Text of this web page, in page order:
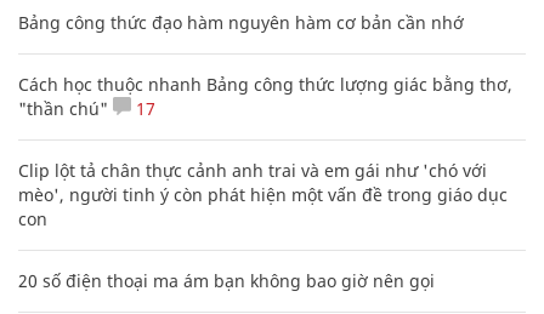
Bảng công thức đạo hàm nguyên hàm cơ bản cần nhớ
Cách học thuộc nhanh Bảng công thức lượng giác bằng thơ,
"thần chú"
17
Clip lột tả chân thực cảnh anh trai và em gái như 'chó với
mèo', người tinh ý còn phát hiện một vấn đề trong giáo dục
con
20 số điện thoại ma ám bạn không bao giờ nên gọi